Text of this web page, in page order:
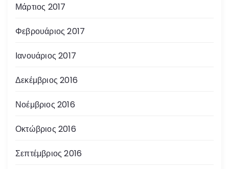
Μάρτιος 2017
Φεβρουάριος 2017
Ιανουάριος 2017
Δεκέμβριος 2016
Νοέμβριος 2016
Οκτώβριος 2016
Σεπτέμβριος 2016